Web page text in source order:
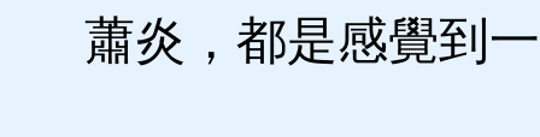
蕭炎，都是感覺到